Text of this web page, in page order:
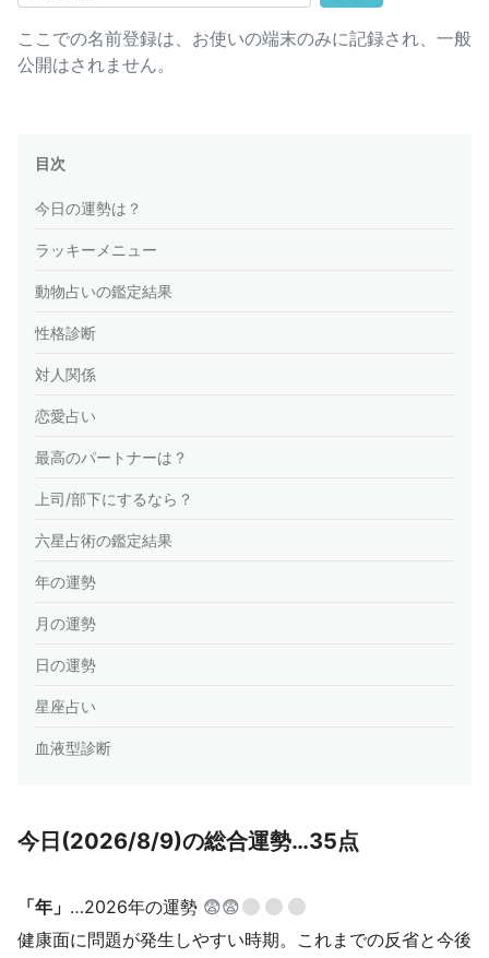
ここでの名前登録は、お使いの端末のみに記録され、一般
公開はされません。
目次
今日の運勢は？
ラッキーメニュー
動物占いの鑑定結果
性格診断
対人関係
恋愛占い
最高のパートナーは？
上司/部下にするなら？
六星占術の鑑定結果
年の運勢
月の運勢
日の運勢
星座占い
血液型診断
今日(2026/8/9)の総合運勢…35点
「年」 …2026年の運勢 😨😨
健康面に問題が発生しやすい時期。これまでの反省と今後